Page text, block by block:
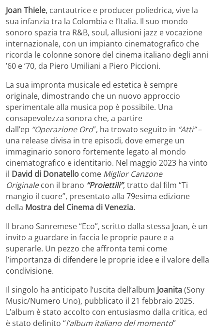
Joan Thiele, cantautrice e producer poliedrica, vive la
sua infanzia tra la Colombia e l’Italia. Il suo mondo
sonoro spazia tra R&B, soul, allusioni jazz e vocazione
internazionale, con un impianto cinematografico che
ricorda le colonne sonore del cinema italiano degli anni
’60 e ’70, da Piero Umiliani a Piero Piccioni.
La sua impronta musicale ed estetica è sempre
originale, dimostrando che un nuovo approccio
sperimentale alla musica pop è possibile. Una
consapevolezza sonora che, a partire
dall’ep “Operazione Oro”, ha trovato seguito in “Atti”–
una release divisa in tre episodi, dove emerge un
immaginario sonoro fortemente legato al mondo
cinematografico e identitario. Nel maggio 2023 ha vinto
il David di Donatello come Miglior Canzone
Originalecon il brano “Proiettili”, tratto dal film “Ti
mangio il cuore”, presentato alla 79esima edizione
della Mostra del Cinema di Venezia.
Il brano Sanremese “Eco”, scritto dalla stessa Joan, è un
invito a guardare in faccia le proprie paure e a
superarle. Un pezzo che affronta temi come
l’importanza di difendere le proprie idee e il valore della
condivisione.
Il singolo ha anticipato l’uscita dell’album Joanita(Sony
Music/Numero Uno), pubblicato il 21 febbraio 2025.
L’album è stato accolto con entusiasmo dalla critica, ed
è stato definito “l’album italiano del momento”